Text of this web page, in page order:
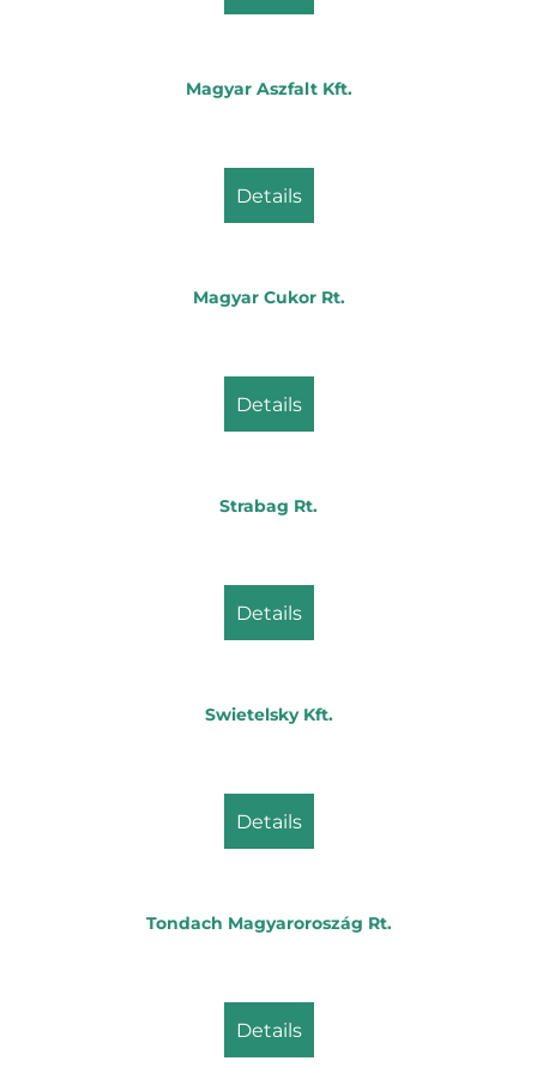
Magyar Aszfalt Kft.
details
Magyar Cukor Rt.
details
Strabag Rt.
details
Swietelsky Kft.
details
Tondach Magyaroroszág Rt.
details